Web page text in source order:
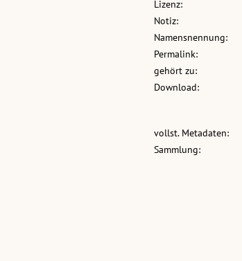
Lizenz:
Notiz:
Namensnennung:
Permalink:
gehört zu:
Download:
vollst. Metadaten:
Sammlung: